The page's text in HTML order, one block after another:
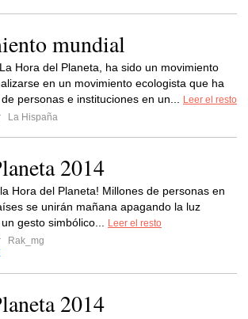
mundial
La Hora del Planeta, ha sido un movimiento
en un movimiento ecologista que ha
personas e instituciones en un...
Leer el resto
La Hispaña
2014
Hora del Planeta! Millones de personas en
se unirán mañana apagando la luz
gesto simbólico...
Leer el resto
Rak_mg
2014